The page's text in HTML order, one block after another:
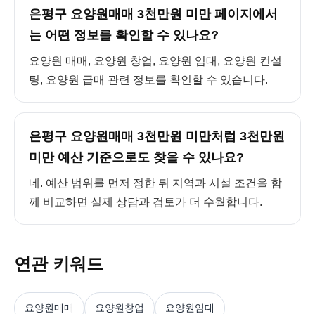
은평구 요양원매매 3천만원 미만 페이지에서
는 어떤 정보를 확인할 수 있나요?
요양원 매매, 요양원 창업, 요양원 임대, 요양원 컨설
팅, 요양원 급매 관련 정보를 확인할 수 있습니다.
은평구 요양원매매 3천만원 미만처럼 3천만원
미만 예산 기준으로도 찾을 수 있나요?
네. 예산 범위를 먼저 정한 뒤 지역과 시설 조건을 함
께 비교하면 실제 상담과 검토가 더 수월합니다.
연관 키워드
요양원매매 요양원창업 요양원임대